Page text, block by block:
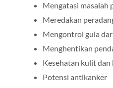
Mengatasi masalah
Meredakan
Mengontrol gula
Menghentikan
Kesehatan kulit dan
Potensi antikanker